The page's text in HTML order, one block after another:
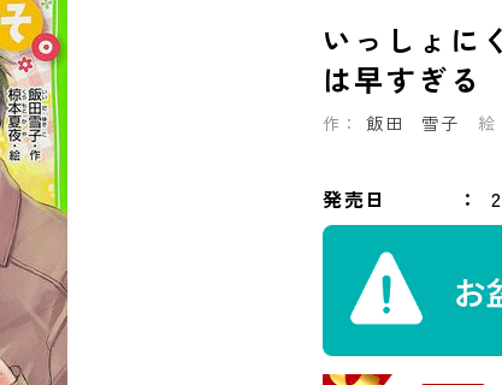
いっしょに
は早すぎる
作： 飯田 雪子 絵
発売日